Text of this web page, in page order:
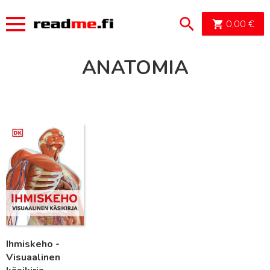
0,00 €
ANATOMIA
Ihmiskeho -
Visuaalinen